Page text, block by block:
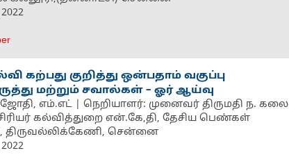
குறித்து ஒன்பதாம் வகுப்பு
மற்றும் சவால்கள் – ஓர் ஆய்வு
எம்.எட் | நெறியாளர்: முனைவர் திருமதி ந. கலை
கல்வித்துறை என்.கே,தி, தேசிய பெண்கள்
திருவல்லிக்கேணி, சென்னை